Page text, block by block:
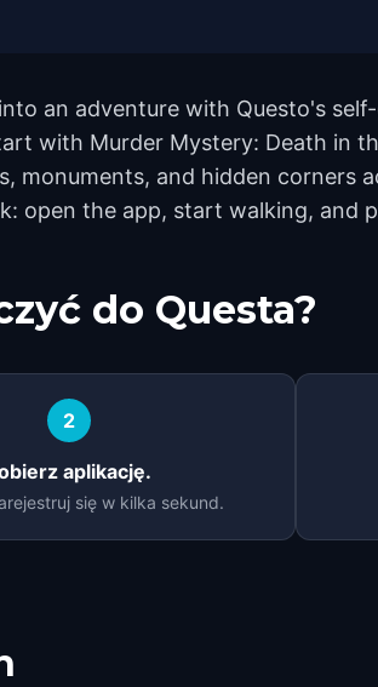
an adventure with Questo's
with Murder Mystery: Death in
monuments, and hidden corners
open the app, start walking, and
do Questa?
2
aplikację.
się w kilka sekund.